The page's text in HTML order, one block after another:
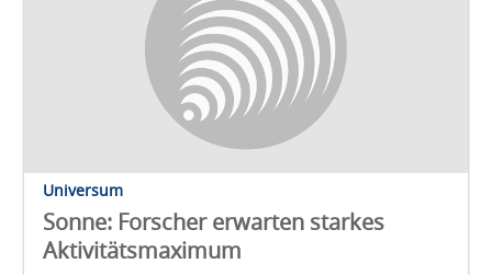
Universum
Sonne: Forscher erwarten starkes
Aktivitätsmaximum